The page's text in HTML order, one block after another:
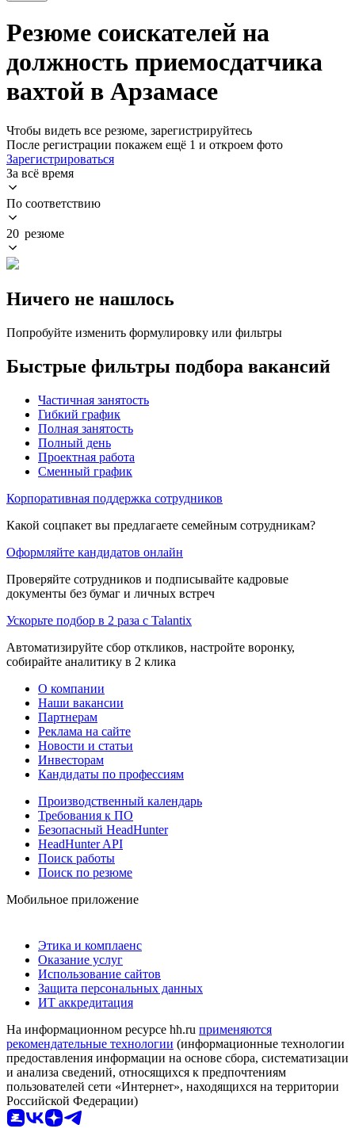
Резюме соискателей на
должность приемосдатчика
вахтой в Арзамасе
Чтобы видеть все резюме, зарегистрируйтесь
После регистрации покажем ещё 1 и откроем фото
Зарегистрироваться
За всё время
По соответствию
20 резюме
Ничего не нашлось
Попробуйте изменить формулировку или фильтры
Быстрые фильтры подбора вакансий
Частичная занятость
Гибкий график
Полная занятость
Полный день
Проектная работа
Сменный график
Корпоративная поддержка сотрудников
Какой соцпакет вы предлагаете семейным сотрудникам?
Оформляйте кандидатов онлайн
Проверяйте сотрудников и подписывайте кадровые
документы без бумаг и личных встреч
Ускорьте подбор в 2 раза с Talantix
Автоматизируйте сбор откликов, настройте воронку,
собирайте аналитику в 2 клика
О компании
Наши вакансии
Партнерам
Реклама на сайте
Новости и статьи
Инвесторам
Кандидаты по профессиям
Производственный календарь
Требования к ПО
Безопасный HeadHunter
HeadHunter API
Поиск работы
Поиск по резюме
Мобильное приложение
Этика и комплаенс
Оказание услуг
Использование сайтов
Защита персональных данных
ИТ аккредитация
На информационном ресурсе hh.ru применяются
рекомендательные технологии (информационные технологии
предоставления информации на основе сбора, систематизации
и анализа сведений, относящихся к предпочтениям
пользователей сети «Интернет», находящихся на территории
Российской Федерации)